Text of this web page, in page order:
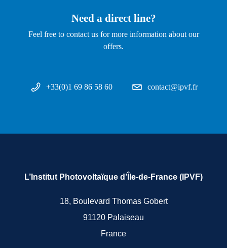
Need a direct line?
Feel free to contact us for more information about our
offers.
+33(0)1 69 86 58 60 contact@ipvf.fr
L’Institut Photovoltaïque d’Île-de-France (IPVF)
18, Boulevard Thomas Gobert
91120 Palaiseau
France